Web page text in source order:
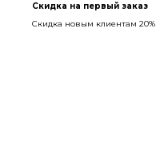
Скидка на первый заказ
Скидка новым клиентам 20%